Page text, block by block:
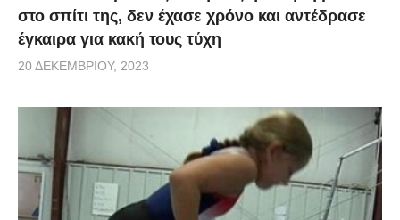
στο σπίτι της, δεν έχασε χρόνο και αντέδρασε
έγκαιρα για κακή τους τύχη
20 ΔΕΚΕΜΒΡΊΟΥ, 2023